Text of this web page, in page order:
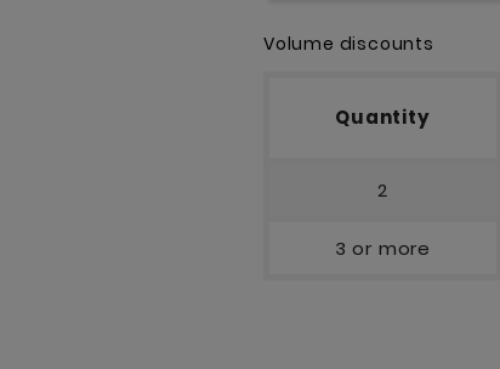
Volume discounts
Quantity
2
3 or more